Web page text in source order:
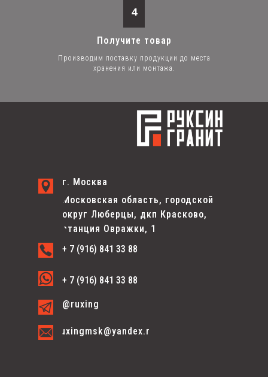
Производим поставку продукции до места
хранения или монтажа.
Получите товар
4
г. Москва
@ruxing
ruxingmsk@yandex.ru
Московская область, городской
округ Люберцы, дкп Красково,
станция Овражки, 1
+ 7 (916) 841 33 88
+ 7 (916) 841 33 88